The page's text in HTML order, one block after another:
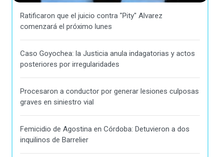
Ratificaron que el juicio contra "Pity" Alvarez
comenzará el próximo lunes
Caso Goyochea: la Justicia anula indagatorias y actos
posteriores por irregularidades
Procesaron a conductor por generar lesiones culposas
graves en siniestro vial
Femicidio de Agostina en Córdoba: Detuvieron a dos
inquilinos de Barrelier